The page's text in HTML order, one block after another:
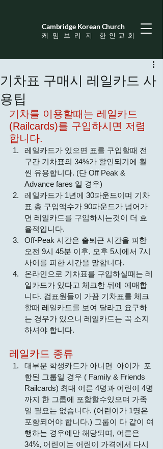
Cambridge Korean Church
​케 임 브 리 지 한 인 교 회
기차표 구매시 레일카드 사
용팁
기차를 이용할때는 레일카드
(Railcards)를 구입하시면 저렴
합니다.
레일카드가 있으면 표를 구입할때 전
구간 기차표의 34%가 할인되기에 훨
씬 유용합니다. (단 Off Peak &
Advance fares 일 경우)
레일카드가 1년에 30파운드이며 기차
표 총 구입액수가 90파운드가 넘어가
면 레일카드를 구입하시는것이 더 효
율적입니다.
Off-Peak 시간은 출퇴근 시간을 피한
오전 9시 45분 이후, 오후 5시에서 7시
사이를 피한 시간을 말합니다.
온라인으로 기차표를 구입하실때는 레
일카드가 있다고 체크한 뒤에 예매합
니다. 검표원들이 가끔 기차표를 체크
할때 레일카드를 보여 달라고 요구하
는 경우가 있으니 레일카드는 꼭 소지
하셔야 합니다.
레일카드 종류
대부분 학생카드가 아니면  아이가  포
함된 그룹일 경우 ( Family & Friends
Railcards) 최대 어른 4명과 어린이 4명
까지 한 그룹에 포함할수있으며 가족
일 필요는 없습니다. (어린이가 1명은
포함되어야 합니다.) 그룹이 다 같이 여
행하는 경우에만 해당되며, 어른은
34%, 어린이는 어린이 가격에서 다시